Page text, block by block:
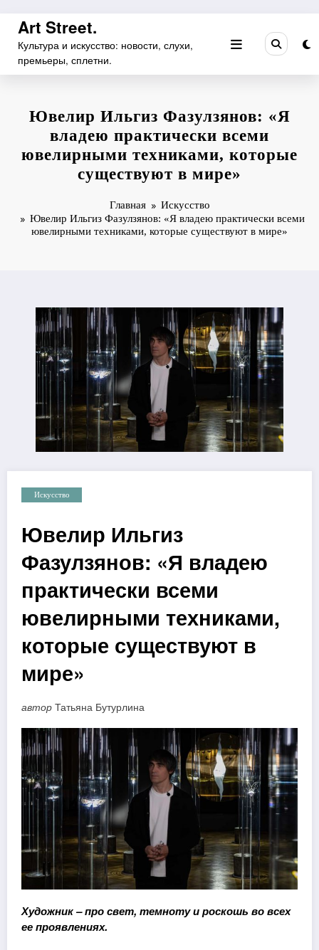
Перейти
содержимому
Art Street.
Культура и искусство: новости, слухи,
премьеры, сплетни.
Ювелир Ильгиз Фазулзянов: «Я
владею практически всеми
ювелирными техниками, которые
существуют в мире»
Главная
Искусство
Ювелир Ильгиз Фазулзянов: «Я владею практически всеми
ювелирными техниками, которые существуют в мире»
Искусство
Ювелир Ильгиз
Фазулзянов: «Я владею
практически всеми
ювелирными техниками,
которые существуют в
мире»
автор Татьяна Бутурлина
Художник – про свет, темноту и роскошь во всех
ее проявлениях.